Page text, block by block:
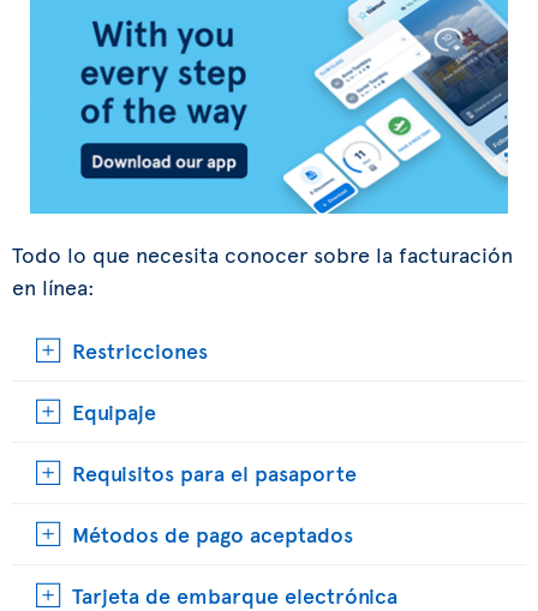
Todo lo que necesita conocer sobre la facturación
en línea:
Restricciones
Equipaje
Requisitos para el pasaporte
Métodos de pago aceptados
Tarjeta de embarque electrónica